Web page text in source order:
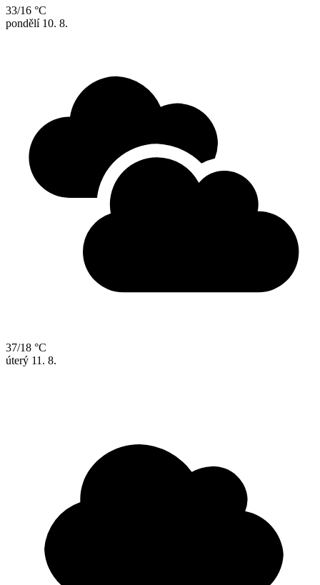
33/16 °C
pondělí 10. 8.
37/18 °C
úterý 11. 8.